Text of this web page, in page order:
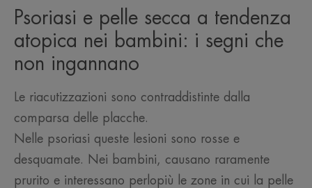
Psoriasi e pelle secca a tendenza
atopica nei bambini: i segni che
non ingannano
Le riacutizzazioni sono contraddistinte dalla
comparsa delle placche.
Nelle psoriasi queste lesioni sono rosse e
desquamate. Nei bambini, causano raramente
prurito e interessano perlopiù le zone in cui la pelle